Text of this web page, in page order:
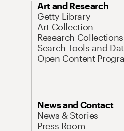
Art and Research
Getty Library
Art Collection
Research Collections
Search Tools and
Open Content
News and Contact
News & Stories
Press Room